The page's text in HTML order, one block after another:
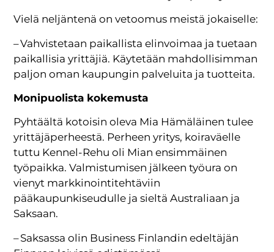
Vielä neljäntenä on vetoomus meistä jokaiselle:
– Vahvistetaan paikallista elinvoimaa ja tuetaan
paikallisia yrittäjiä. Käytetään mahdollisimman
paljon oman kaupungin palveluita ja tuotteita.
Monipuolista kokemusta
Pyhtäältä kotoisin oleva Mia Hämäläinen tulee
yrittäjäperheestä. Perheen yritys, koiraväelle
tuttu Kennel-Rehu oli Mian ensimmäinen
työpaikka. Valmistumisen jälkeen työura on
vienyt markkinointitehtäviin
pääkaupunkiseudulle ja sieltä Australiaan ja
Saksaan.
– Saksassa olin Business Finlandin edeltäjän